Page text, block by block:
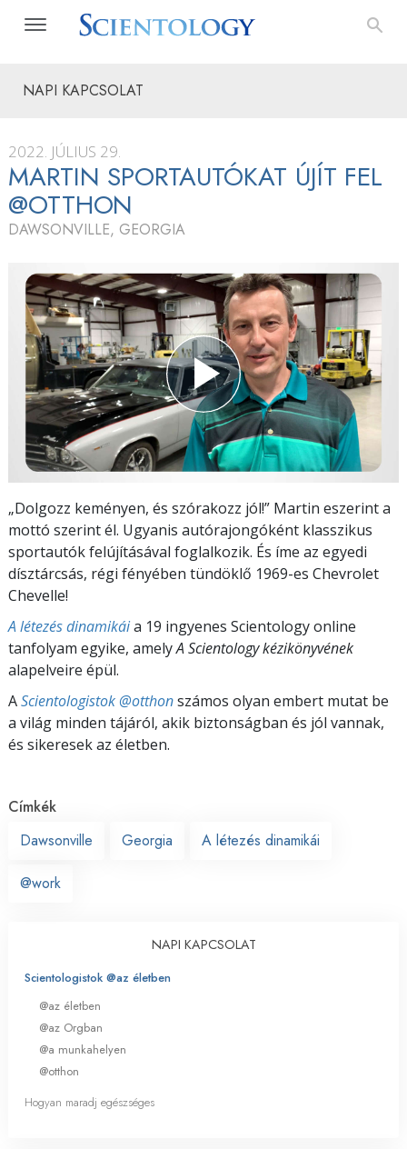
NAPI KAPCSOLAT
2022. JÚLIUS 29.
MARTIN SPORTAUTÓKAT ÚJÍT FEL
@OTTHON
DAWSONVILLE, GEORGIA
„Dolgozz keményen, és szórakozz jól!” Martin eszerint a
mottó szerint él. Ugyanis autórajongóként klasszikus
sportautók felújításával foglalkozik. És íme az egyedi
dísztárcsás, régi fényében tündöklő 1969-es Chevrolet
Chevelle!
A létezés dinamikáia 19 ingyenes Scientology online
tanfolyam egyike, amelyA Scientology kézikönyvének
alapelveire épül.
AScientologistok @otthonszámos olyan embert mutat be
a világ minden tájáról, akik biztonságban és jól vannak,
és sikeresek az életben.
Címkék
Dawsonville
Georgia A létezés dinamikái
@work
NAPI KAPCSOLAT
Scientologistok @az életben
@az életben
@az Orgban
@a munkahelyen
@otthon
Hogyan maradj egészséges